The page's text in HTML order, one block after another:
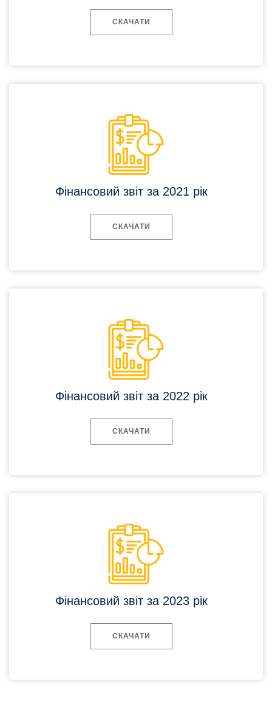
СКАЧАТИ
Фінансовий звіт за 2021 рік
СКАЧАТИ
Фінансовий звіт за 2022 рік
СКАЧАТИ
Фінансовий звіт за 2023 рік
СКАЧАТИ